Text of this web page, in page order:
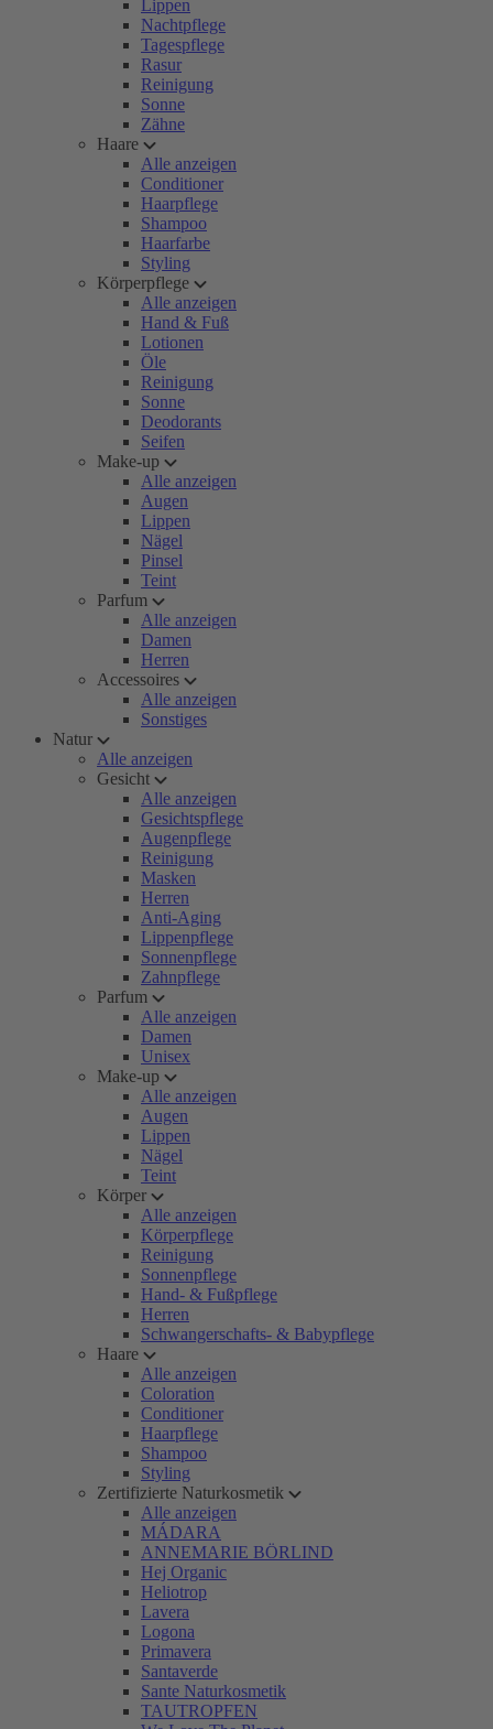
Lippen
Nachtpflege
Tagespflege
Rasur
Reinigung
Sonne
Zähne
Haare
Alle anzeigen
Conditioner
Haarpflege
Shampoo
Haarfarbe
Styling
Körperpflege
Alle anzeigen
Hand & Fuß
Lotionen
Öle
Reinigung
Sonne
Deodorants
Seifen
Make-up
Alle anzeigen
Augen
Lippen
Nägel
Pinsel
Teint
Parfum
Alle anzeigen
Damen
Herren
Accessoires
Alle anzeigen
Sonstiges
Natur
Alle anzeigen
Gesicht
Alle anzeigen
Gesichtspflege
Augenpflege
Reinigung
Masken
Herren
Anti-Aging
Lippenpflege
Sonnenpflege
Zahnpflege
Parfum
Alle anzeigen
Damen
Unisex
Make-up
Alle anzeigen
Augen
Lippen
Nägel
Teint
Körper
Alle anzeigen
Körperpflege
Reinigung
Sonnenpflege
Hand- & Fußpflege
Herren
Schwangerschafts- & Babypflege
Haare
Alle anzeigen
Coloration
Conditioner
Haarpflege
Shampoo
Styling
Zertifizierte Naturkosmetik
Alle anzeigen
MÁDARA
ANNEMARIE BÖRLIND
Hej Organic
Heliotrop
Lavera
Logona
Primavera
Santaverde
Sante Naturkosmetik
TAUTROPFEN